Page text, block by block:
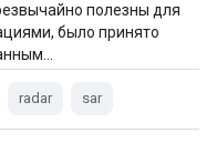
полезны для
было принято
radar sar